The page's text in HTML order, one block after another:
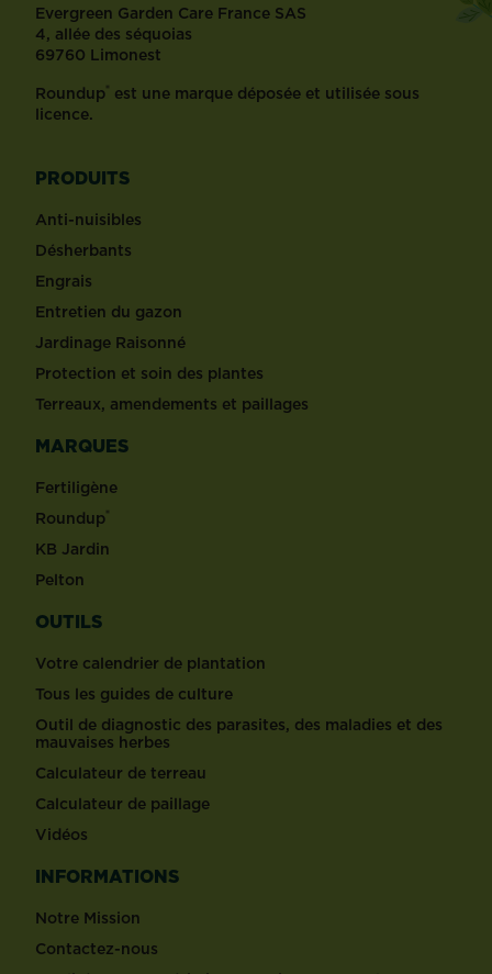
Evergreen Garden Care France SAS
4, allée des séquoias
69760 Limonest
Roundup® est une marque déposée et utilisée sous
licence.
PRODUITS
Anti-nuisibles
Désherbants
Engrais
Entretien du gazon
Jardinage Raisonné
Protection et soin des plantes
Terreaux, amendements et paillages
MARQUES
Fertiligène
Roundup®
KB Jardin
Pelton
OUTILS
Votre calendrier de plantation
Tous les guides de culture
Outil de diagnostic des parasites, des maladies et des
mauvaises herbes
Calculateur de terreau
Calculateur de paillage
Vidéos
INFORMATIONS
Notre Mission
Contactez-nous